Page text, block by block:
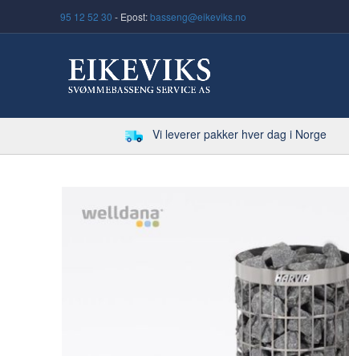
95 12 52 30 - Epost:basseng@eikeviks.no
Vi leverer pakker hver dag i Norge